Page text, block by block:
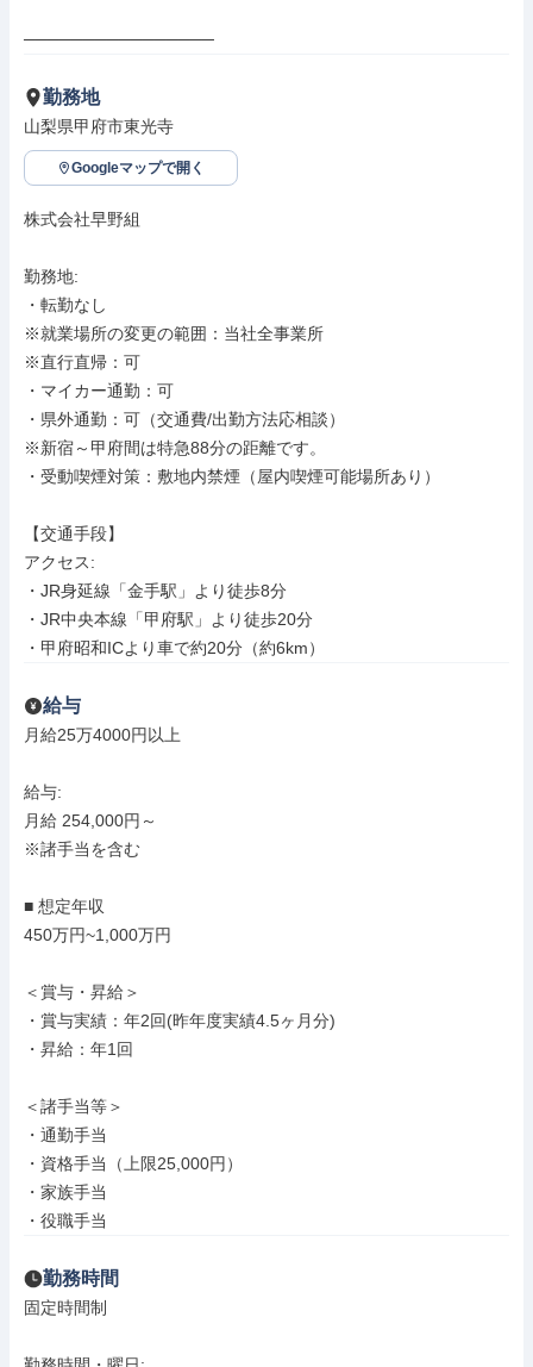
────────────────
勤務地
山梨県甲府市東光寺
Googleマップで開く
株式会社早野組
勤務地:
・転勤なし
※就業場所の変更の範囲：当社全事業所
※直行直帰：可
・マイカー通勤：可
・県外通勤：可（交通費/出勤方法応相談）
※新宿～甲府間は特急88分の距離です。
・受動喫煙対策：敷地内禁煙（屋内喫煙可能場所あり）
【交通手段】
アクセス:
・JR身延線「金手駅」より徒歩8分
・JR中央本線「甲府駅」より徒歩20分
・甲府昭和ICより車で約20分（約6km）
給与
月給25万4000円以上
給与:
月給 254,000円～
※諸手当を含む
■ 想定年収
450万円~1,000万円
＜賞与・昇給＞
・賞与実績：年2回(昨年度実績4.5ヶ月分)
・昇給：年1回
＜諸手当等＞
・通勤手当
・資格手当（上限25,000円）
・家族手当
・役職手当
勤務時間
固定時間制